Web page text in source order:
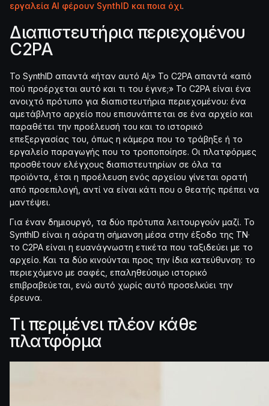
εργαλεία AI φέρουν SynthID και ποια όχι.
Διαπιστευτήρια περιεχομένου
C2PA
Το SynthID απαντά «ήταν αυτό AI;» Το C2PA απαντά «από
πού προέρχεται αυτό και τι του έγινε;» Το C2PA είναι ένα
ανοιχτό πρότυπο για διαπιστευτήρια περιεχομένου: ένα
αμετάβλητο αρχείο που επισυνάπτεται σε ένα αρχείο και
παραθέτει την προέλευσή του και το ιστορικό
επεξεργασίας του, όπως η κάμερα που το τράβηξε ή το
εργαλείο παραγωγής που το τροποποίησε. Οι πλατφόρμες
προσθέτουν ελέγχους διαπιστευτηρίων σε όλα τα
προϊόντα, έτσι η προέλευση ενός αρχείου γίνεται ορατή
από προεπιλογή, αντί να είναι κάτι που ο θεατής πρέπει να
μαντέψει.
Για έναν δημιουργό, τα δύο πρότυπα λειτουργούν μαζί. Το
SynthID είναι η αόρατη σήμανση μέσα στην έξοδο της ΤΝ·
το C2PA είναι η ευανάγνωστη ετικέτα που ταξιδεύει με το
αρχείο. Και τα δύο κινούνται προς την ίδια κατεύθυνση: το
περιεχόμενο με σαφές, επαληθεύσιμο ιστορικό
επιβραβεύεται, ενώ αυτό χωρίς αυτό προσελκύει την
έρευνα.
Τι περιμένει πλέον κάθε
πλατφόρμα